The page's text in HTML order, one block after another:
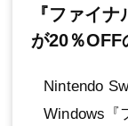
『ファイ
が20％
Nintendo
Windows『